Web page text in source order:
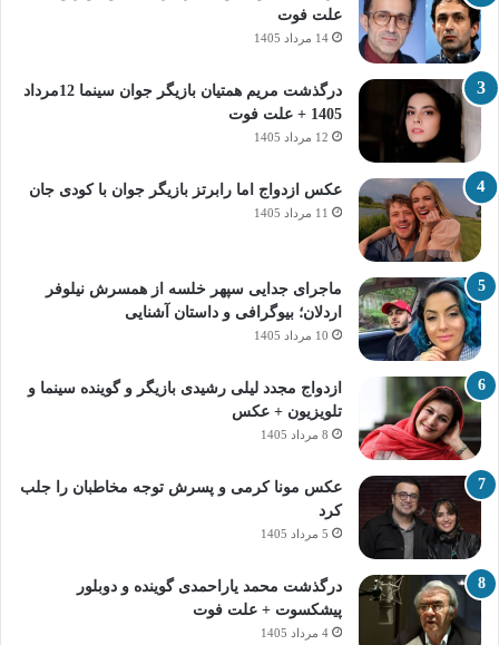
علت فوت
14 مرداد 1405
درگذشت مریم همتیان بازیگر جوان سینما 12مرداد
1405 + علت فوت
12 مرداد 1405
عکس ازدواج اما رابرتز بازیگر جوان با کودی جان
11 مرداد 1405
ماجرای جدایی سپهر خلسه از همسرش نیلوفر
اردلان؛ بیوگرافی و داستان آشنایی
10 مرداد 1405
ازدواج مجدد لیلی رشیدی بازیگر و گوینده سینما و
تلویزیون + عکس
8 مرداد 1405
عکس مونا کرمی و پسرش توجه مخاطبان را جلب
کرد
5 مرداد 1405
درگذشت محمد یاراحمدی گوینده و دوبلور
پیشکسوت + علت فوت
4 مرداد 1405